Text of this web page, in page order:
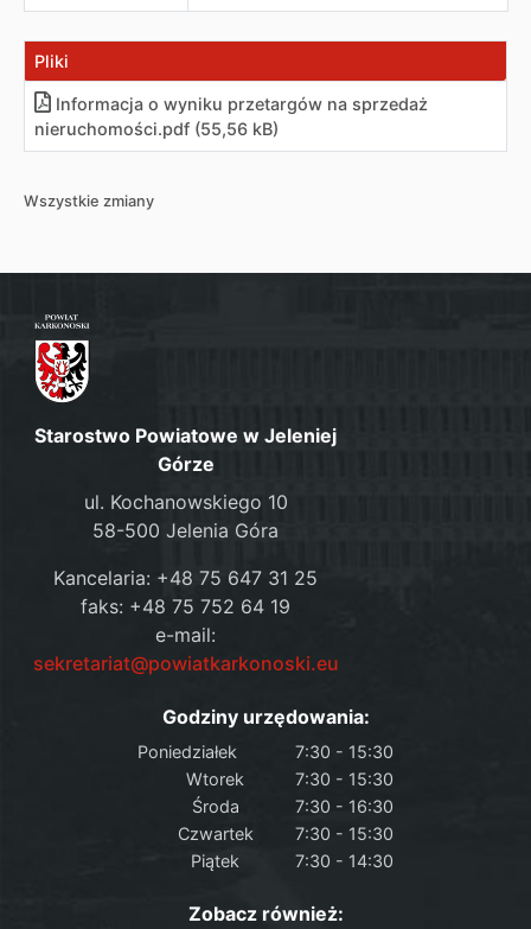
Pliki
Informacja o wyniku przetargów na sprzedaż
nieruchomości.pdf (55,56 kB)
Wszystkie zmiany
Starostwo Powiatowe w Jeleniej
Górze
ul. Kochanowskiego 10
58-500 Jelenia Góra
Kancelaria: +48 75 647 31 25
faks: +48 75 752 64 19
e-mail:
sekretariat@powiatkarkonoski.eu
Godziny urzędowania:
Poniedziałek
7:30 - 15:30
Wtorek
7:30 - 15:30
Środa
7:30 - 16:30
Czwartek
7:30 - 15:30
Piątek
7:30 - 14:30
Zobacz również: